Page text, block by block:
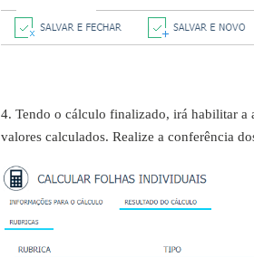
4. Tendo o cálculo finalizado, irá habilitar
valores calculados. Realize a conferência